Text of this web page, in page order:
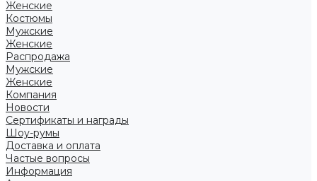
Женские
Костюмы
Мужские
Женские
Распродажа
Мужские
Женские
Компания
Новости
Сертификаты и награды
Шоу-румы
Доставка и оплата
Частые вопросы
Информация